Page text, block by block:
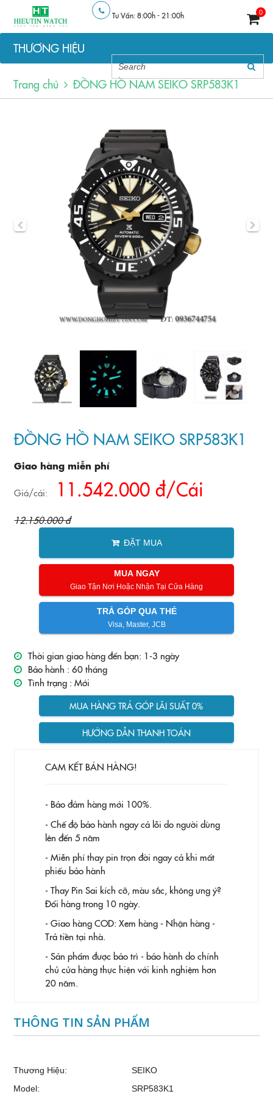
Tư Vấn: 8:00h - 21:00h 0
THƯƠNG HIỆU
Trang chủ ĐỒNG HỒ NAM SEIKO SRP583K1
ĐỒNG HỒ NAM SEIKO SRP583K1
Giao hàng miễn phí
Giá/cái: 11.542.000 đ/Cái
12.150.000 đ
ĐẶT MUA
MUA NGAY
Giao Tận Nơi Hoặc Nhận Tại Cửa Hàng
TRẢ GÓP QUA THẺ
Visa, Master, JCB
Thời gian giao hàng đến bạn: 1-3 ngày
Bảo hành : 60 tháng
Tình trạng : Mới
MUA HÀNG TRẢ GÓP LÃI SUẤT 0%
HƯỚNG DẪN THANH TOÁN
CAM KẾT BÁN HÀNG!
- Bảo đảm hàng mới 100%.
- Chế độ bảo hành ngay cả lỗi do người dùng
lên đến 5 năm
- Miễn phí thay pin trọn đời ngay cả khi mất
phiếu bảo hành
- Thay Pin Sai kích cỡ, màu sắc, không ưng ý?
Đổi hàng trong 10 ngày.
- Giao hàng COD: Xem hàng - Nhận hàng -
Trả tiền tại nhà.
- Sản phẩm được bảo trì - bảo hành do chính
chủ cửa hàng thực hiện với kinh nghiệm hơn
20 năm.
THÔNG TIN SẢN PHẨM
Thương Hiệu:
SEIKO
Model:
SRP583K1